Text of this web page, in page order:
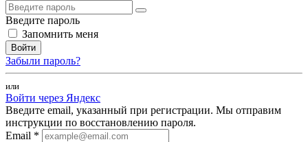
Введите пароль
Запомнить меня
Войти
Забыли пароль?
или
Войти через Яндекс
Введите email, указанный при регистрации. Мы отправим
инструкции по восстановлению пароля.
Email *